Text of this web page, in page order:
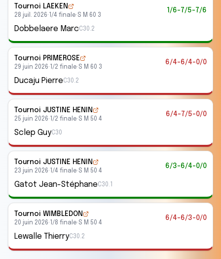
Tournoi LAEKEN
28 juil. 2026· 1/4 finale·S M 60 3
1/6-7/5-7/6
Dobbelaere MarcC30.2
Tournoi PRIMEROSE
29 juin 2026· 1/2 finale·S M 60 3
6/4-6/4-0/0
Ducaju PierreC30.2
Tournoi JUSTINE HENIN
25 juin 2026· 1/2 finale·S M 50 4
6/4-7/5-0/0
Sclep GuyC30
Tournoi JUSTINE HENIN
23 juin 2026· 1/4 finale·S M 50 4
6/3-6/4-0/0
Gatot Jean-StéphaneC30.1
Tournoi WIMBLEDON
20 juin 2026· 1/8 finale·S M 50 4
6/4-6/3-0/0
Lewalle ThierryC30.2